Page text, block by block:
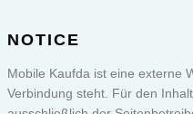
NOTICE
Mobile Kaufda ist eine externe
Verbindung steht. Für den